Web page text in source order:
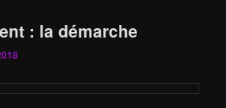
: la démarche